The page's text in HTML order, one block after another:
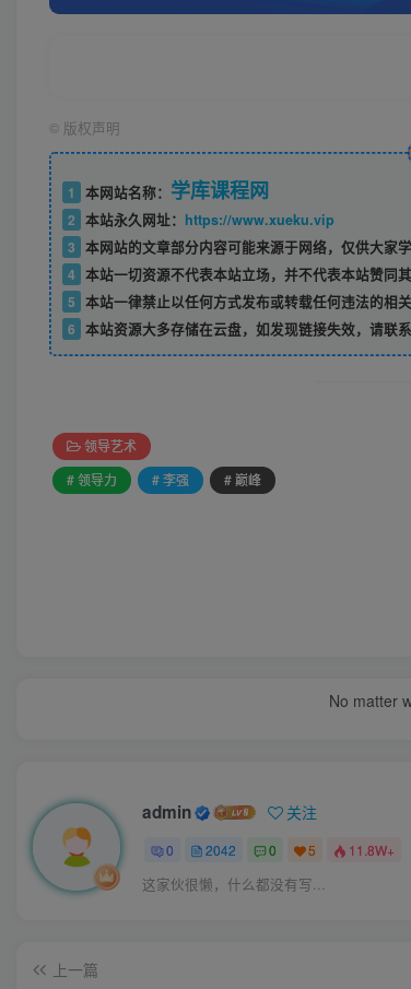
© 版权声明
1 本网站名称： 学库课程网
2 本站永久网址： https://www.xueku.vip
3 本网站的文章部分内容可能来源于网络，仅供大家
4 本站一切资源不代表本站立场，并不代表本站赞同
5 本站一律禁止以任何方式发布或转载任何违法的相
6 本站资源大多存储在云盘，如发现链接失效，请联
领导艺术
# 领导力
# 李强 # 巅峰
No matter
admin 关注
0 2042 0 5 11.8W+
这家伙很懒，什么都没有写...
上一篇